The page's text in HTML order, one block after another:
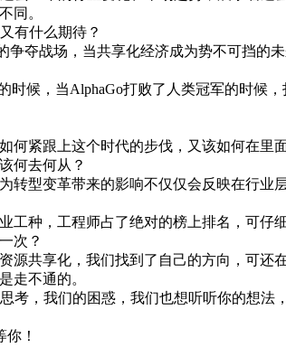
同。
有什么期待？
争夺战场，当共享化经济成为势不可挡的
时候，当AlphaGo打败了人类冠军的时候
何紧跟上这个时代的步伐，又该如何在里
何去何从？
转型变革带来的影响不仅仅会反映在行业
工种，工程师占了绝对的榜上排名，可仔
次？
源共享化，我们找到了自己的方向，可还
走不通的。
考，我们的困惑，我们也想听听你的想法
！